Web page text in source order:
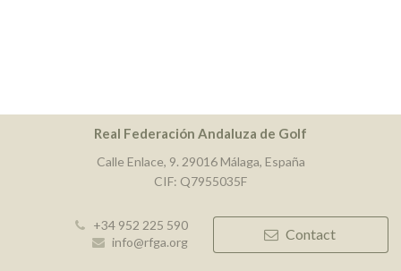
Real Federación Andaluza de Golf
Calle Enlace, 9. 29016 Málaga, España
CIF: Q7955035F
+34 952 225 590
info@rfga.org
Contact